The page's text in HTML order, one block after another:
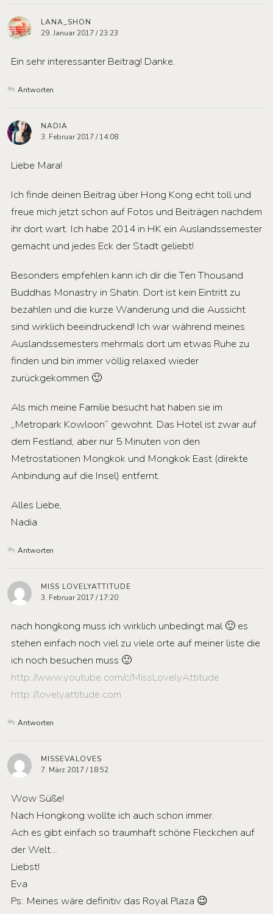
LANA_SHON
29. Januar 2017 / 23:23
Ein sehr interessanter Beitrag! Danke.
Antworten
NADIA
3. Februar 2017 / 14:08
Liebe Mara!
Ich finde deinen Beitrag über Hong Kong echt toll und
freue mich jetzt schon auf Fotos und Beiträgen nachdem
ihr dort wart. Ich habe 2014 in HK ein Auslandssemester
gemacht und jedes Eck der Stadt geliebt!
Besonders empfehlen kann ich dir die Ten Thousand
Buddhas Monastry in Shatin. Dort ist kein Eintritt zu
bezahlen und die kurze Wanderung und die Aussicht
sind wirklich beeindruckend! Ich war während meines
Auslandssemesters mehrmals dort um etwas Ruhe zu
finden und bin immer völlig relaxed wieder
zurückgekommen 🙂
Als mich meine Familie besucht hat haben sie im
„Metropark Kowloon“ gewohnt. Das Hotel ist zwar auf
dem Festland, aber nur 5 Minuten von den
Metrostationen Mongkok und Mongkok East (direkte
Anbindung auf die Insel) entfernt.
Alles Liebe,
Nadia
Antworten
MISS LOVELYATTITUDE
3. Februar 2017 / 17:20
nach hongkong muss ich wirklich unbedingt mal 🙂 es
stehen einfach noch viel zu viele orte auf meiner liste die
ich noch besuchen muss 🙂
http://www.youtube.com/c/MissLovelyAttitude
http://lovelyattitude.com
Antworten
MISSEVALOVES
7. März 2017 / 18:52
Wow Süße!
Nach Hongkong wollte ich auch schon immer.
Ach es gibt einfach so traumhaft schöne Fleckchen auf
der Welt…
Liebst!
Eva
Ps: Meines wäre definitiv das Royal Plaza 😉